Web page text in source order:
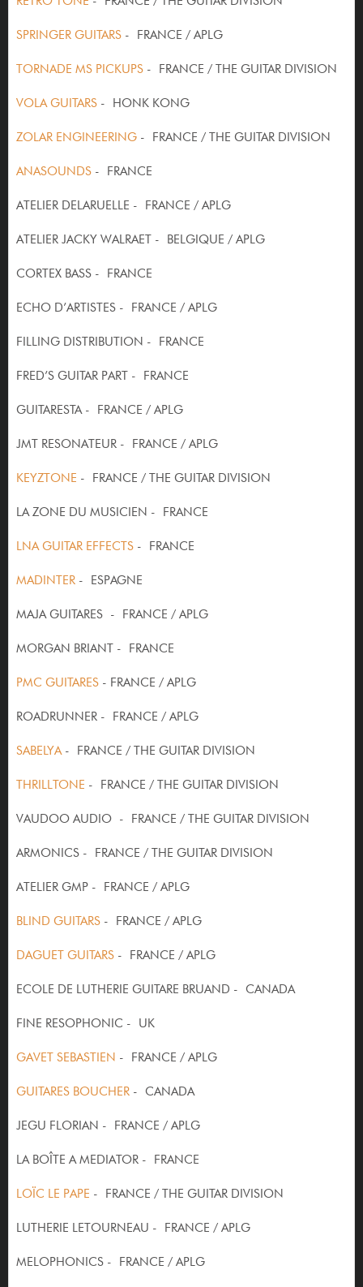
SPRINGER GUITARS- FRANCE / APLG
TORNADE MS PICKUPS- FRANCE / THE GUITAR DIVISION
VOLA GUITARS- HONK KONG
ZOLAR ENGINEERING- FRANCE / THE GUITAR DIVISION
ANASOUNDS- FRANCE
ATELIER DELARUELLE - FRANCE / APLG
ATELIER JACKY WALRAET - BELGIQUE / APLG
CORTEX BASS - FRANCE
ECHO D’ARTISTES - FRANCE / APLG
FILLING DISTRIBUTION - FRANCE
FRED’S GUITAR PART - FRANCE
GUITARESTA - FRANCE / APLG
JMT RESONATEUR - FRANCE / APLG
KEYZTONE - FRANCE / THE GUITAR DIVISION
LA ZONE DU MUSICIEN - FRANCE
LNA GUITAR EFFECTS- FRANCE
MADINTER- ESPAGNE
MAJA GUITARES - FRANCE / APLG
MORGAN BRIANT - FRANCE
PMC GUITARES- FRANCE / APLG
ROADRUNNER - FRANCE / APLG
SABELYA- FRANCE / THE GUITAR DIVISION
THRILLTONE - FRANCE / THE GUITAR DIVISION
VAUDOO AUDIO - FRANCE / THE GUITAR DIVISION
ARMONICS - FRANCE / THE GUITAR DIVISION
ATELIER GMP - FRANCE / APLG
BLIND GUITARS- FRANCE / APLG
DAGUET GUITARS- FRANCE / APLG
ECOLE DE LUTHERIE GUITARE BRUAND - CANADA
FINE RESOPHONIC - UK
GAVET SEBASTIEN - FRANCE / APLG
GUITARES BOUCHER- CANADA
JEGU FLORIAN - FRANCE / APLG
LA BOÎTE A MEDIATOR - FRANCE
LOÏC LE PAPE - FRANCE / THE GUITAR DIVISION
LUTHERIE LETOURNEAU - FRANCE / APLG
MELOPHONICS - FRANCE / APLG